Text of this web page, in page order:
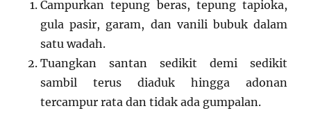
Campurkan tepung beras, tepung tapioka,
gula pasir, garam, dan vanili bubuk dalam
satu wadah.
Tuangkan santan sedikit demi sedikit
sambil terus diaduk hingga adonan
tercampur rata dan tidak ada gumpalan.